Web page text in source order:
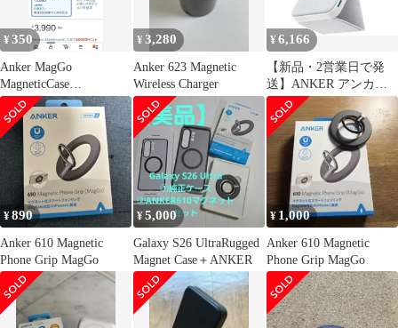
¥350
Anker MagGo
MagneticCase
iPhone16Pro Max
¥3,280
Anker 623 Magnetic
Wireless Charger
¥6,166
【新品・2営業日で発
送】ANKER アンカー
Anker 622 Magnetic
Battery (MagGo) White
A1614021(A1614021)
¥890
Anker 610 Magnetic
Phone Grip MagGo
¥5,000
Galaxy S26 UltraRugged
Magnet Case＋ANKER
¥ 1,000
Anker 610 Magnetic
Phone Grip MagGo